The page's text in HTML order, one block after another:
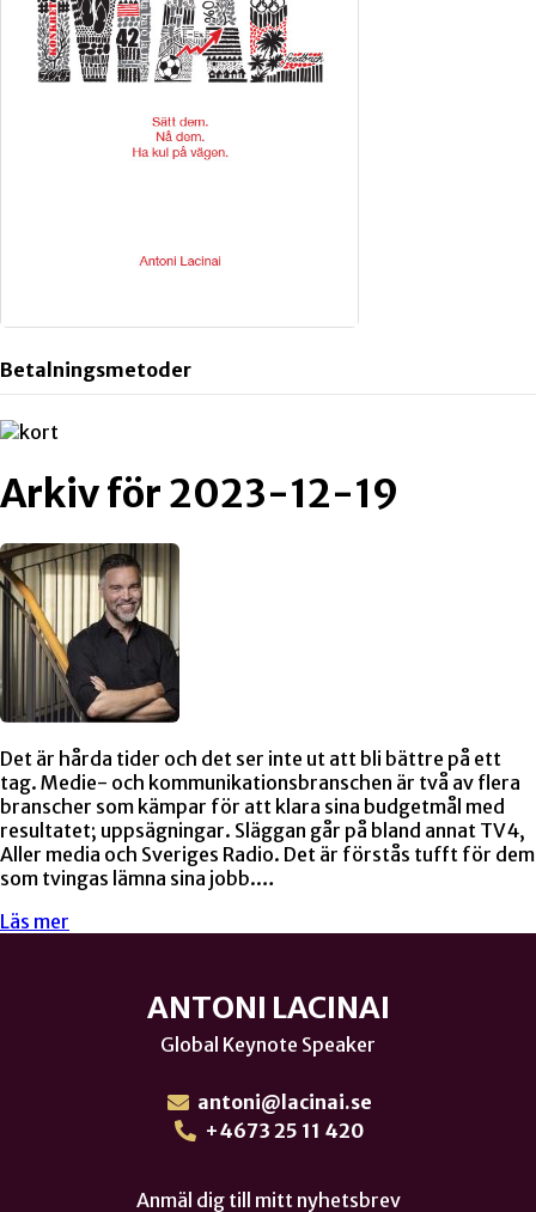
Betalningsmetoder
Arkiv för 2023-12-19
Det är hårda tider och det ser inte ut att bli bättre på ett
tag. Medie- och kommunikationsbranschen är två av flera
branscher som kämpar för att klara sina budgetmål med
resultatet; uppsägningar. Släggan går på bland annat TV4,
Aller media och Sveriges Radio. Det är förstås tufft för dem
som tvingas lämna sina jobb.…
Läs mer
ANTONI LACINAI
Global Keynote Speaker
antoni@lacinai.se
+4673 25 11 420
Anmäl dig till mitt nyhetsbrev